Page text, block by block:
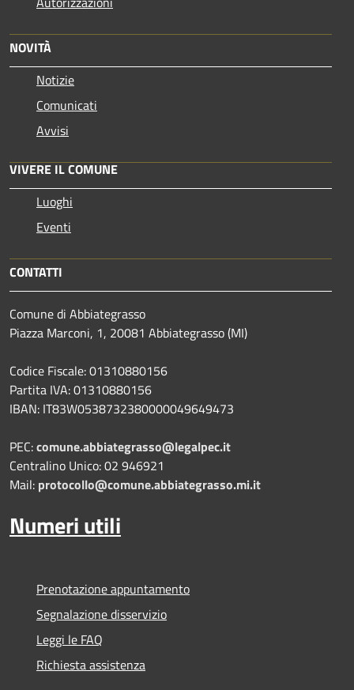
NOVITÀ
Notizie
Comunicati
Avvisi
VIVERE IL COMUNE
Luoghi
Eventi
CONTATTI
Comune di Abbiategrasso
Piazza Marconi, 1, 20081 Abbiategrasso (MI)
Codice Fiscale: 01310880156
Partita IVA: 01310880156
IBAN: IT83W0538732380000049649473
PEC:comune.abbiategrasso@legalpec.it
Centralino Unico: 02 946921
Mail: protocollo@comune.abbiategrasso.mi.it
Numeri utili
Prenotazione appuntamento
Segnalazione disservizio
Leggi le FAQ
Richiesta assistenza